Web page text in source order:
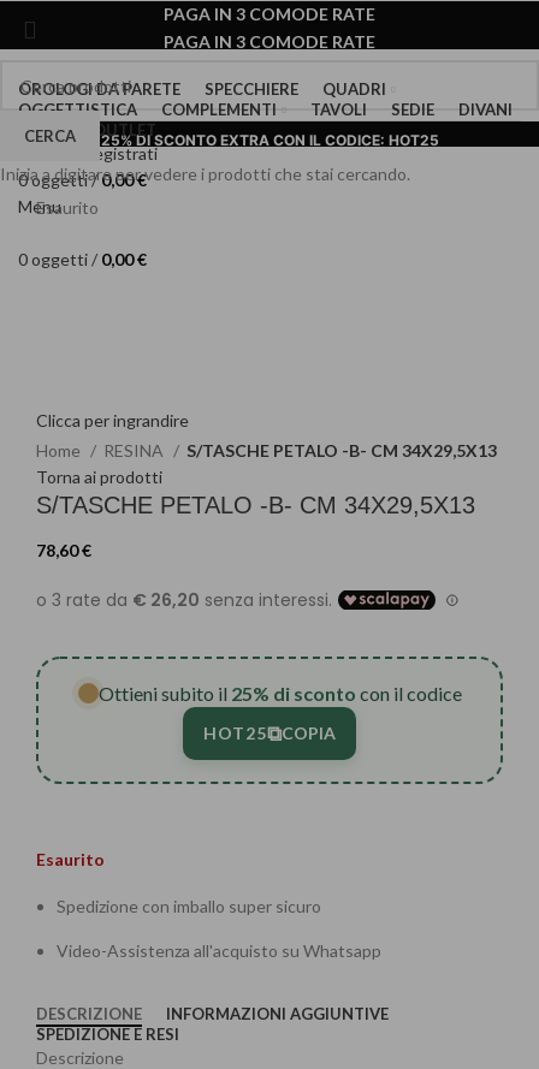
PAGA IN 3 COMODE RATE
PAGA IN 3 COMODE RATE
OROLOGI DA PARETE SPECCHIERE
QUADRI
OGGETTISTICA
COMPLEMENTI TAVOLI SEDIE
DIVANI
MADIE
OUTLET
Accedi / Registrati
0oggetti/0,00€
Menu
0oggetti/ 0,00€
25% DI SCONTO EXTRA CON IL CODICE: HOT25
Esaurito
Clicca per ingrandire
Home
RESINA
S/TASCHE PETALO -B- CM 34X29,5X13
Torna ai prodotti
S/TASCHE PETALO -B- CM 34X29,5X13
78,60€
Ottieni subito il 25% di sconto con il codice
HOT25⧉COPIA
Esaurito
Spedizione con imballo super sicuro
Video-Assistenza all'acquisto su Whatsapp
DESCRIZIONE
INFORMAZIONI AGGIUNTIVE
SPEDIZIONE E RESI
Descrizione
CERCA
Inizia a digitare per vedere i prodotti che stai cercando.